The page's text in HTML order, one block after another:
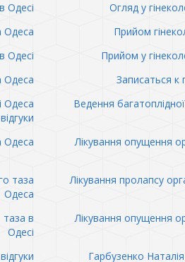
Одесі
Огляд у
Одеса
Прийом
Одесі
Прийом у
Одеса
Записаться к
Одеса
відгуки
Ведення
Одеса
Лікування опущення
таза
Одеса
Лікування пролапсу
таза в
Одесі
Лікування опущення
Гарбузенко